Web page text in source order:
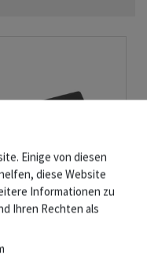
Einige von diesen
diese Website
Informationen zu
Ihren Rechten als